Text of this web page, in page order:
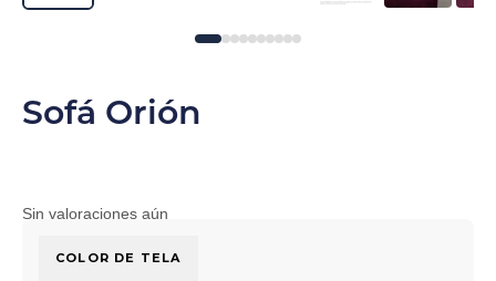
Sofá Orión
Sin valoraciones aún
COLOR DE TELA